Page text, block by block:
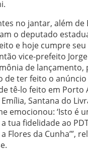
no jantar, além de
o deputado
e hoje cumpre
vice-prefeito
de lançamento,
de ter feito o anúncio
tê-lo feito em Porto
Santana do
emocionou: ‘Isto é
tua fidelidade ao
Flores da Cunha’”,